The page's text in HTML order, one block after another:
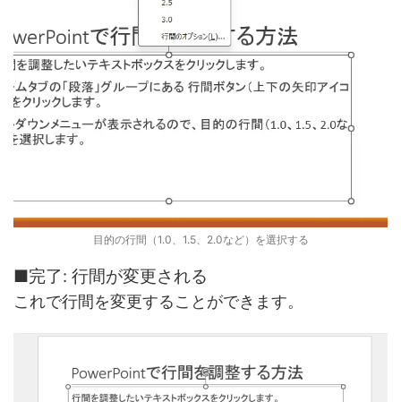
目的の行間（1.0、1.5、2.0など）を選択する
■完了: 行間が変更される
これで行間を変更することができます。